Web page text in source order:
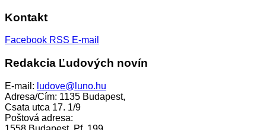
Kontakt
Facebook RSS E-mail
Redakcia Ľudových novín
E-mail: ludove@luno.hu
Adresa/Cím: 1135 Budapest,
Csata utca 17. 1/9
Poštová adresa: